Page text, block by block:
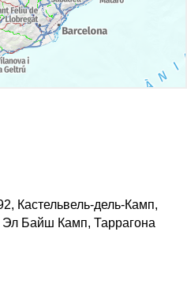
Кастельвель-дель-Камп,
Эл Байш Камп, Таррагона